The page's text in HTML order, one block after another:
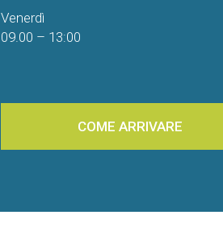
Venerdì
09.00 – 13:00
COME ARRIVARE